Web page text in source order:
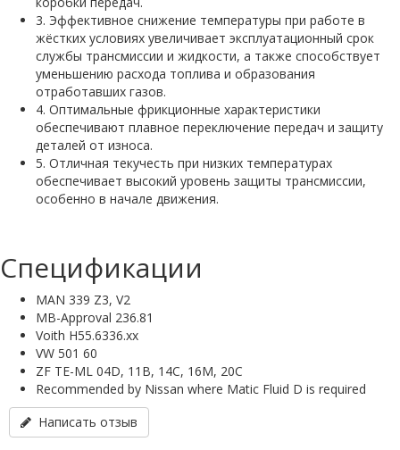
3. Эффективное снижение температуры при работе в
жёстких условиях увеличивает эксплуатационный срок
службы трансмиссии и жидкости, а также способствует
уменьшению расхода топлива и образования
отработавших газов.
4. Оптимальные фрикционные характеристики
обеспечивают плавное переключение передач и защиту
деталей от износа.
5. Отличная текучесть при низких температурах
обеспечивает высокий уровень защиты трансмиссии,
особенно в начале движения.
Спецификации
MAN 339 Z3, V2
MB-Approval 236.81
Voith H55.6336.xx
VW 501 60
ZF TE-ML 04D, 11B, 14C, 16M, 20C
Recommended by Nissan where Matic Fluid D is required
Написать отзыв